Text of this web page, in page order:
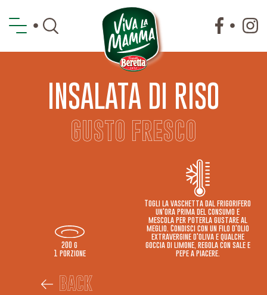
INSALATA DI RISO
GUSTO FRESCO
200 g
1 porzione
Togli la vaschetta dal frigorifero
un'ora prima del consumo e
mescola per poterla gustare al
meglio. Condisci con un filo d'olio
extravergine d'oliva e qualche
goccia di limone, regola con sale e
pepe a piacere.
BACK